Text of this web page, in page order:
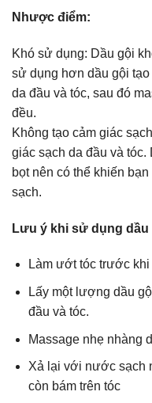
Nhược điểm:
Khó sử dụng: Dầu gội
sử dụng hơn dầu gội
da đầu và tóc, sau đó
đều.
Không tạo cảm giác
giác sạch da đầu và tóc.
bọt nên có thể khiến
sạch.
Lưu ý khi sử dụng
Làm ướt tóc trước khi
Lấy một lượng dầu
đầu và tóc.
Massage nhẹ nhàng
Xả lại với nước sạch
còn bám trên tóc